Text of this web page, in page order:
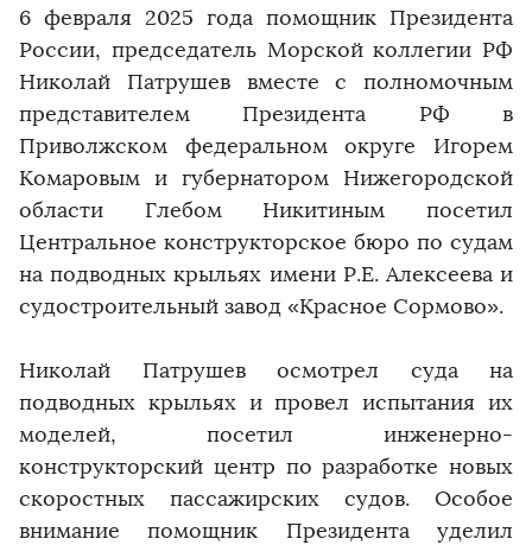
6 февраля 2025 года помощник Президента
России, председатель Морской коллегии РФ
Николай Патрушев вместе с полномочным
представителем Президента РФ в
Приволжском федеральном округе Игорем
Комаровым и губернатором Нижегородской
области Глебом Никитиным посетил
Центральное конструкторское бюро по судам
на подводных крыльях имени Р.Е. Алексеева и
судостроительный завод «Красное Сормово».
Николай Патрушев осмотрел суда на
подводных крыльях и провел испытания их
моделей, посетил инженерно-
конструкторский центр по разработке новых
скоростных пассажирских судов. Особое
внимание помощник Президента уделил